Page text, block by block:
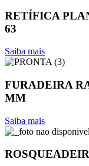
RETÍFICA
63
Saiba mais
FURADEIRA
MM
Saiba mais